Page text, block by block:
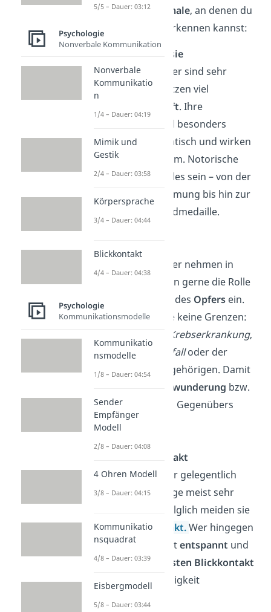
gibt es einigeMerkmale, an denen du
notorische Lügner erkennen kannst:
Blühende Fantasie
Notorische Lügner sind sehr
kreativund besitzen viel
Vorstellungskraft. Ihre
Geschichten sind besonders
detailliert, dramatisch und wirken
wie aus einem Film. Notorische
Lügen können alles sein – von der
adeligen Abstammung bis hin zur
olympischen Goldmedaille.
Notorische Lügner nehmen in
ihren Geschichten gerne die Rolle
des
oder des Opfersein.
Dabei kennen sie keine Grenzen:
Krebserkrankung,
ein schwerer
Unfalloder der
Verlust
eines Angehörigen. Damit
Bewunderung bzw.
dasMitleid
ihres Gegenübers
gewinnen.
Fester Blickkontakt
Personen, die nur gelegentlich
lügen, ist ihre Lüge meist sehr
unangenehm. Folglich meiden sie
jedenBlickkontakt.Wer hingegen
häufig lügt, bleibtentspannt und
will mit einem
festen Blickkontakt
seine Glaubwürdigkeit
5/5 – Dauer: 03:12
Psychologie
Nonverbale Kommunikation
Nonverbale
Kommunikatio
n
1/4 – Dauer: 04:19
Mimik und
Gestik
2/4 – Dauer: 03:58
Körpersprache
3/4 – Dauer: 04:44
Blickkontakt
4/4 – Dauer: 04:38
Psychologie
Kommunikationsmodelle
Kommunikatio
nsmodelle
1/8 – Dauer: 04:54
Sender
Empfänger
Modell
2/8 – Dauer: 04:08
4 Ohren Modell
3/8 – Dauer: 04:15
Kommunikatio
nsquadrat
4/8 – Dauer: 03:39
Eisbergmodell
5/8 – Dauer: 03:44